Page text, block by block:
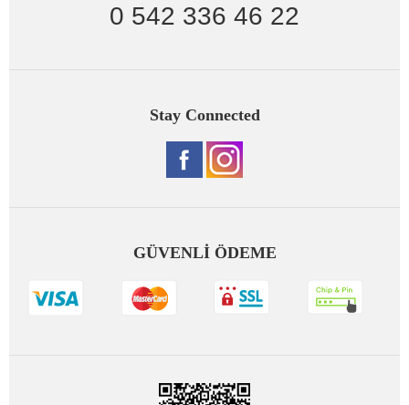
0 542 336 46 22
Stay Connected
GÜVENLİ ÖDEME